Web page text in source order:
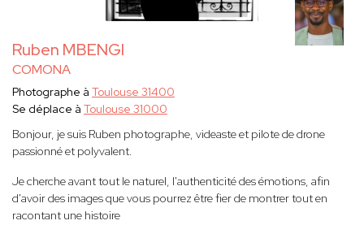
Ruben MBENGI
COMONA
Photographe à Toulouse 31400
Se déplace à Toulouse 31000
Bonjour, je suis Ruben photographe, videaste et pilote de drone
passionné et polyvalent.
Je cherche avant tout le naturel, l'authenticité des émotions, afin
d'avoir des images que vous pourrez être fier de montrer tout en
racontant une histoire